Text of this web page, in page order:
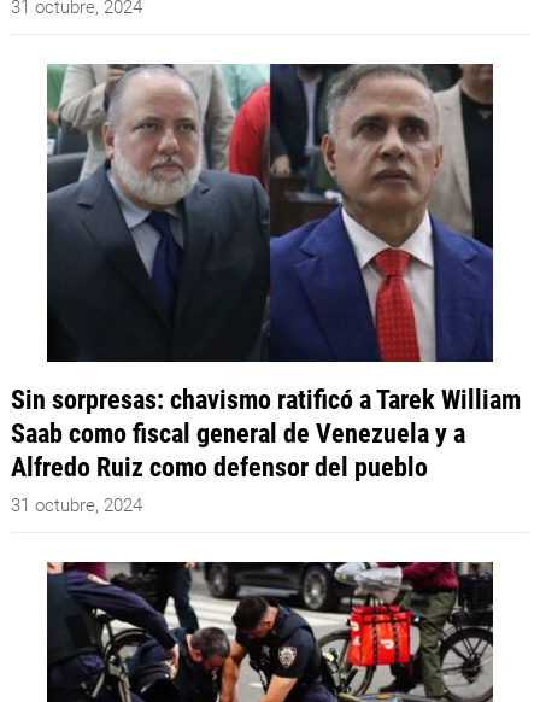
31 octubre, 2024
Sin sorpresas: chavismo ratificó a Tarek William
Saab como fiscal general de Venezuela y a
Alfredo Ruiz como defensor del pueblo
31 octubre, 2024